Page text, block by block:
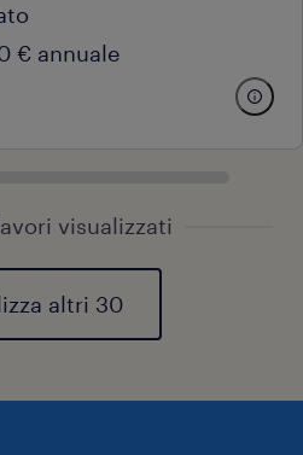
€ annuale
visualizzati
altri 30